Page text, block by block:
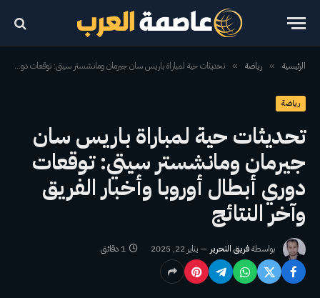
الرئيسية » رياضة » تحديثات حية لمباراة باريس سان جيرمان ومانشستر سيتي: توقعات دوري أبطال أوروبا وأخبار الفريق وآخر النتائج
رياضة
تحديثات حية لمباراة باريس سان
جيرمان ومانشستر سيتي: توقعات
دوري أبطال أوروبا وأخبار الفريق
وآخر النتائج
بواسطةفريق التحرير يناير 22, 2025 1 دقائق